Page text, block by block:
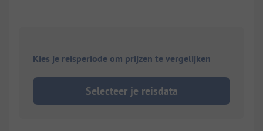
Kies je reisperiode om prijzen te vergelijken
Selecteer je reisdata